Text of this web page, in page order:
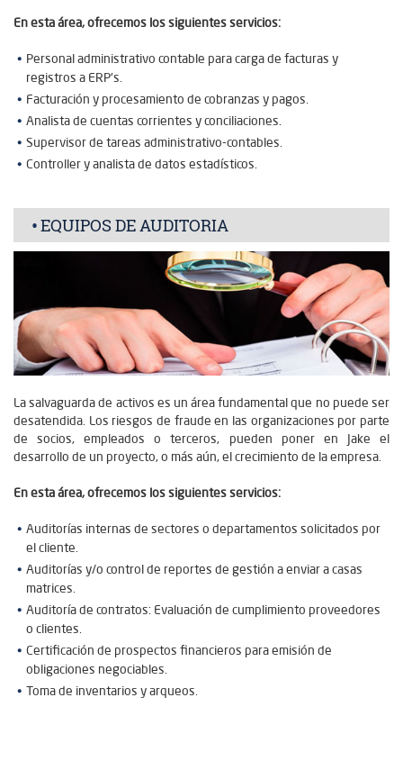
En esta área, ofrecemos los siguientes servicios:
Personal administrativo contable para carga de facturas y
registros a ERP's.
Facturación y procesamiento de cobranzas y pagos.
Analista de cuentas corrientes y conciliaciones.
Supervisor de tareas administrativo-contables.
Controller y analista de datos estadísticos.
EQUIPOS DE AUDITORIA
La salvaguarda de activos es un área fundamental que no puede ser
desatendida. Los riesgos de fraude en las organizaciones por parte
de socios, empleados o terceros, pueden poner en Jake el
desarrollo de un proyecto, o más aún, el crecimiento de la empresa.
En esta área, ofrecemos los siguientes servicios:
Auditorías internas de sectores o departamentos solicitados por
el cliente.
Auditorías y/o control de reportes de gestión a enviar a casas
matrices.
Auditoría de contratos: Evaluación de cumplimiento proveedores
o clientes.
Certificación de prospectos financieros para emisión de
obligaciones negociables.
Toma de inventarios y arqueos.